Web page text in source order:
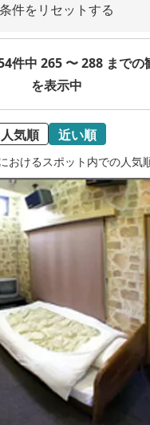
条件をリセットする
件中 265 〜 288 までの
を表示中
人気順 近い順
おけるスポット内での人気